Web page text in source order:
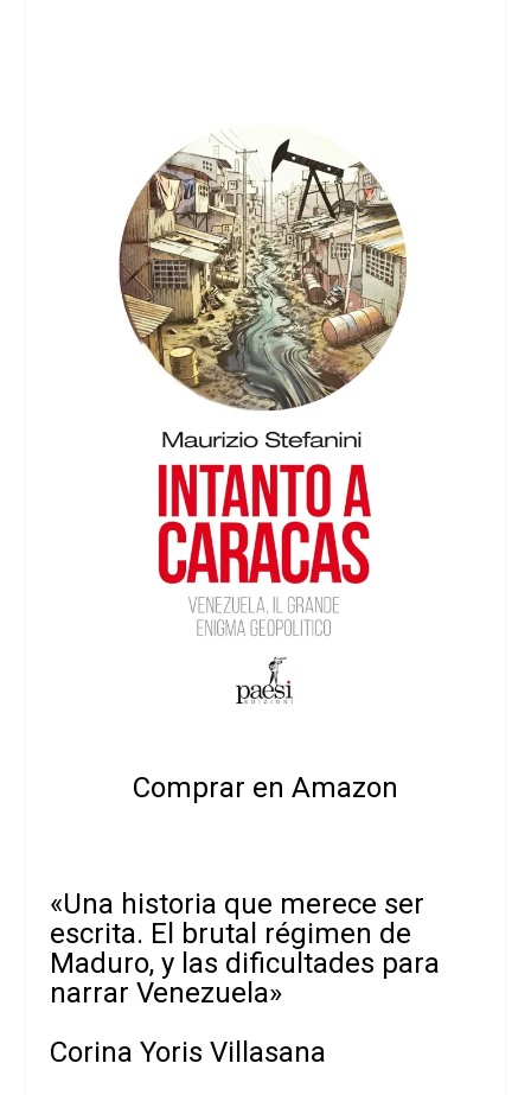
Comprar en Amazon
«Una historia que merece ser
escrita. El brutal régimen de
Maduro, y las dificultades para
narrar Venezuela»
Corina Yoris Villasana